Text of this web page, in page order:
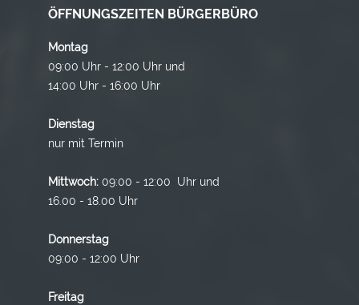
ÖFFNUNGSZEITEN BÜRGERBÜRO
Montag
09:00 Uhr - 12:00 Uhr und
14:00 Uhr - 16:00 Uhr
Dienstag
nur mit Termin
Mittwoch: 09:00 - 12:00 Uhr und
16.00 - 18.00 Uhr
Donnerstag
09:00 - 12:00 Uhr
Freitag